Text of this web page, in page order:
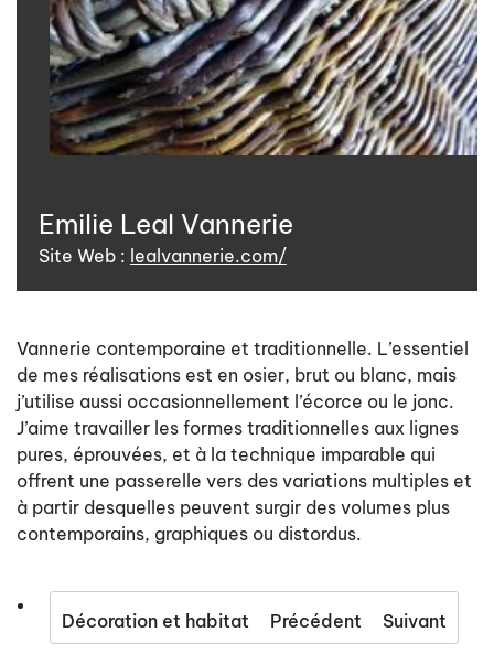
Emilie Leal Vannerie
Site Web : lealvannerie.com/
Vannerie contemporaine et traditionnelle. L’essentiel
de mes réalisations est en osier, brut ou blanc, mais
j’utilise aussi occasionnellement l’écorce ou le jonc.
J’aime travailler les formes traditionnelles aux lignes
pures, éprouvées, et à la technique imparable qui
offrent une passerelle vers des variations multiples et
à partir desquelles peuvent surgir des volumes plus
contemporains, graphiques ou distordus.
Décoration et habitat Précédent Suivant